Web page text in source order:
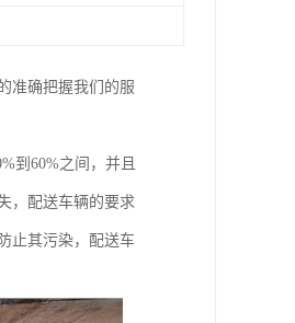
准确把握我们的服
到60%之间，并且
，配送车辆的要求
止其污染，配送车